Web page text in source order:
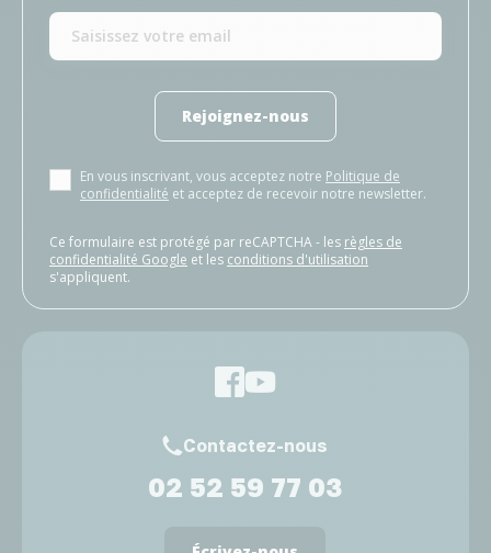
Rejoignez-nous
En vous inscrivant, vous acceptez notre Politique de
confidentialité et acceptez de recevoir notre newsletter.
Ce formulaire est protégé par reCAPTCHA - les règles de
confidentialité Google et les conditions d'utilisation
s'appliquent.
Contactez-nous
02 52 59 77 03